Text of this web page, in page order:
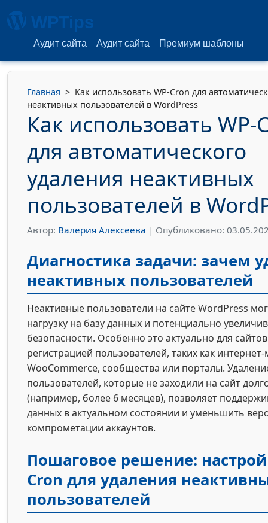
WPTips
Аудит сайта Аудит сайта Премиум шаблоны
Главная > Как использовать WP-Cron для
неактивных пользователей в WordPress
Как использовать WP-
для автоматического
удаления неактивных
пользователей в
Автор: Валерия Алексеева | Опубликовано:
Диагностика задачи: зачем
неактивных пользователей
Неактивные пользователи на сайте WordPress
нагрузку на базу данных и потенциально
безопасности. Особенно это актуально для
регистрацией пользователей, таких как
WooCommerce, сообщества или порталы.
пользователей, которые не заходили на сайт
(например, более 6 месяцев), позволяет
данных в актуальном состоянии и уменьшить
компрометации аккаунтов.
Пошаговое решение:
Cron для удаления
пользователей